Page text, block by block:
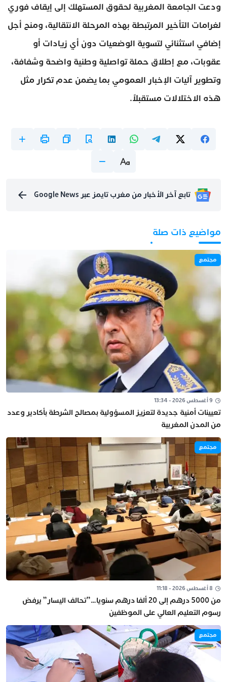
ودعت الجامعة المغربية لحقوق المستهلك إلى إيقاف فوري
لغرامات التأخير المرتبطة بهذه المرحلة الانتقالية، ومنح أجل
إضافي استثنائي لتسوية الوضعيات دون أي زيادات أو
عقوبات، مع إطلاق حملة تواصلية وطنية واضحة وشفافة،
وتطوير آليات الإخبار العمومي بما يضمن عدم تكرار مثل
هذه الاختلالات مستقبلاً.
تابع آخر الأخبار من مغرب تايمز عبر Google News
مواضيع ذات صلة
مجتمع
9 أغسطس 2026 - 13:34
تعيينات أمنية جديدة لتعزيز المسؤولية بمصالح الشرطة بأكادير وعدد
من المدن المغربية
مجتمع
8 أغسطس 2026 - 11:18
من 5000 درهم إلى 20 ألفا درهم سنويا…”تحالف اليسار” يرفض
رسوم التعليم العالي على الموظفين
مجتمع